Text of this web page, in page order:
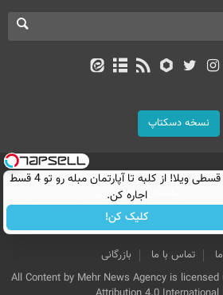
نسخه دسکتاپ
تماس با ما
بازرگانی
All Content by Mehr News Agency is licensed
اجاره‌ قسطی ویلا! از کلبه تا آپارتمان مبله رو تو 4 قسط
اجاره کن.
کلیک کن!